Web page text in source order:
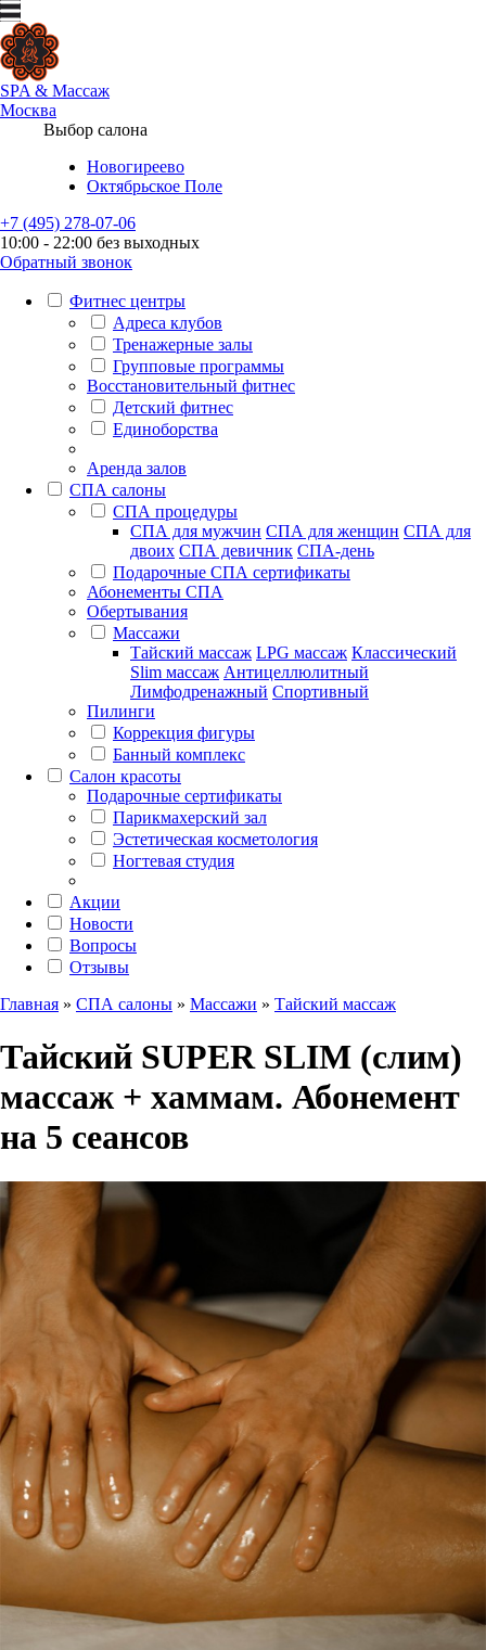
SPA & Массаж
Москва
Выбор салона
Новогиреево
Октябрьское Поле
+7 (495) 278-07-06
10:00 - 22:00 без выходных
Обратный звонок
Фитнес центры
Адреса клубов
Тренажерные залы
Групповые программы
Восстановительный фитнес
Детский фитнес
Единоборства
Аренда залов
СПА салоны
СПА процедуры
СПА для мужчин СПА для женщин СПА для
двоих СПА девичник СПА-день
Подарочные СПА сертификаты
Абонементы СПА
Обертывания
Массажи
Тайский массаж LPG массаж Классический
Slim массаж Антицеллюлитный
Лимфодренажный Спортивный
Пилинги
Коррекция фигуры
Банный комплекс
Салон красоты
Подарочные сертификаты
Парикмахерский зал
Эстетическая косметология
Ногтевая студия
Акции
Новости
Вопросы
Отзывы
Главная » СПА салоны » Массажи » Тайский массаж
Тайский SUPER SLIM (слим)
массаж + хаммам. Абонемент
на 5 сеансов